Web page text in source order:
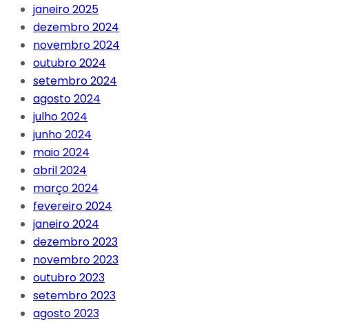
janeiro 2025
dezembro 2024
novembro 2024
outubro 2024
setembro 2024
agosto 2024
julho 2024
junho 2024
maio 2024
abril 2024
março 2024
fevereiro 2024
janeiro 2024
dezembro 2023
novembro 2023
outubro 2023
setembro 2023
agosto 2023